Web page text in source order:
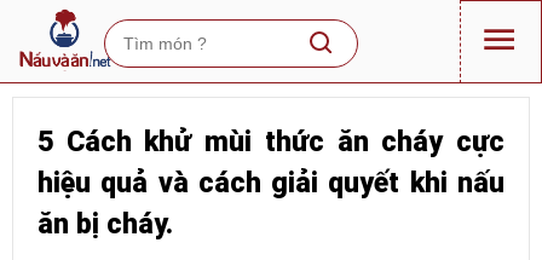
5 Cách khử mùi thức ăn cháy cực
hiệu quả và cách giải quyết khi nấu
ăn bị cháy.